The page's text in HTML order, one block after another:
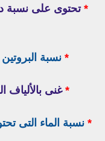
*
* نسبة البروتين تقدر
*غنى بالألياف النباتية
*